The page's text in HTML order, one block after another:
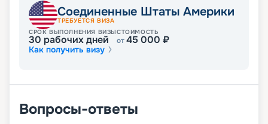
лайнере Celebrity Beyond и насладиться
удовольствием как от выгодной цены, так и от
возможности приобщиться к сервису мирового
класса. На этой странице представлена вся
информация по характеристикам судна с
обращайтесь за консультацией к нашим
менеджерам. Они поделятся с вами
Соединенные Штаты Америки
ТРЕБУЕТСЯ ВИЗА
СРОК ВЫПОЛНЕНИЯ ВИЗЫ
30 рабочих дней
СТОИМОСТЬ
от45 000 ₽
Как получить визу
Вопросы-ответы